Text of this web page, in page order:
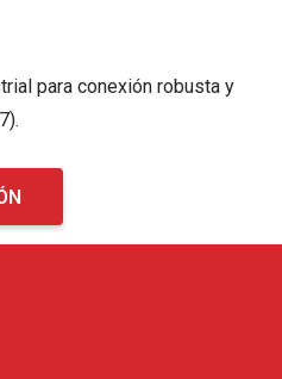
para conexión robusta y